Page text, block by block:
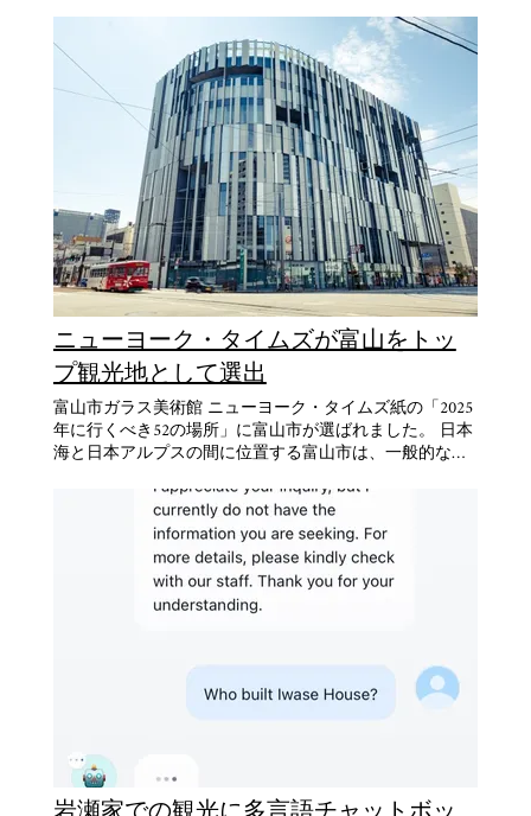
の職人は時代を超えた手法を用いて仏具から現代彫刻ま
であらゆるものを制作し、各作品は日本が大切にする信
念と伝統を反映しています。精緻な表面処理と芸術的デ
ザインは、どの空間にも静寂と自然の美をもたらす本物
のわびさび装飾を求めるインテリアデザイン愛好家にと
って、これらの銅製品を完璧なものにしています。 富山
県高岡市の鋳物工場で、伝統的な砂型に溶けた金属を流
し込む職人たち。400年以上続く高岡銅器のものづくり文
化が息づいています。 越中和紙：伝統的日本紙の芸術 越
中和紙は紙の形での日本の織物芸術の美しさを例証し、
持続可能な実践を通じて日本の習慣を保存する地域の取
り組みを示しています。楮の樹皮を水晶のように澄んだ
山水を使って加工されたこの手漉き和紙は、卓越した強
度と優雅な質感で称賛されており、自然の不完全さに美
を見出すわびさびの原理を体現しています。 長い繊維は
非常に丈夫な紙を作り出し、歴史的に公文書に使用され
てきた一方、その繊細な美しさは日本の伝統を尊重する
芸術的用途やインテリアデザインプロジェクトに最適で
す。各シートは熟練した日本の職人家族の世代を通じて
受け継がれてきた文化と伝統の物語を語っています。 漆
練された日本の芸術工芸伝統の一つを表しています。日
本の漆盆の作品と装飾品は漆塗りの古代芸術を示し、天
然漆の多重層が信じられないほどの深みと光沢を持つ表
面を作り出しています。 これらの日本の漆器作品はしば
しば螺鈿や金粉装飾を特徴とし、使用と年月とともに美
しさが向上するという日本の伝統を体現しています。漆
体を尊重することについて日本が抱く信念と伝統の深さ
を反映し、これらの作品を日本美術工芸の精神的側面を
理解する人々にとって完璧なものにしています。 金粉蒔
繊細な意匠が、日本の美意識と職人技の結晶を物語りま
す。 井波彫刻：三次元の詩 井波彫刻は日本の工芸の卓越
性を定義する並外れた彫刻技術を実証しています。神聖
ります。精巧な金属工芸から繊細な織物に至るまで、富
山の伝統工芸は 職人たちの創造力とたくましさの証 とし
て、今もなお息づいています。 富山の伝統工芸の歴史
は、江戸時代（1603〜1868年）にまで遡ります。この時
代、富山は商業と文化の重要な拠点として繁栄し、工芸
の発展にも大きく寄与しました。日本海と山々に囲まれ
た地理的環境は、地域独自の工芸文化を形成する要因と
なりました。例えば、 陶芸に適した良質な粘土 や、 染
色に適した清らかな川の水 など、富山の豊かな自然資源
が、職人たちの技術を磨くための大切な基盤となってい
たのです。 富山を代表する伝統工芸 1. 高岡銅器（たか
おかどうき） 富山を代表する伝統工芸のひとつである 高
岡銅器 は、17世紀初頭に加賀藩二代目藩主・ 前田利長
が職人を招いたことにより発展しました。 精緻な装飾と
優れた耐久性 を特徴とし、茶器、花瓶、仏具など幅広い
製品が作られています。長い歴史の中で培われた技術と
美しさは、今なお受け継がれています。 2. 越中和紙（え
っちゅうわし） 越中和紙 は、約1300年の歴史を持つ富山
の伝統的な手漉き和紙です。楮（こうぞ）の繊維を使用
し、 丈夫でありながら柔らかく、自然な風合い が魅力で
いられ、その美しさと実用性が高く評価されています。
3. 井波彫刻（いなみちょうこく） 井波彫刻 は、18世紀
に 瑞泉寺（ずいせんじ）の建立を契機に発展した伝統工
芸です。熟練の職人が木材に花や動物、神話に登場する
生き物 を緻密に彫り込み、見事な装飾パネルや彫刻作品
を生み出します。現在では、井波彫刻は富山の 芸術的伝
川漆器（しょうがわしっき） 庄川漆器 の歴史は、 室町
時代（1336〜1573年）にまで遡ります。職人たちは木製
品に何層にもわたる漆を丁寧に塗り重ね 、美しい光沢と
生かした お盆や飾り箱 など、多様な作品が生み出され、
現在も愛され続けています。 課題と保存への取り組み 歴
史的価値の高い富山の伝統工芸ですが、 職人の減少や消
ニューヨーク・タイムズが富山をトッ
プ観光地として選出
富山市ガラス美術館 ニューヨーク・タイムズ紙の「2025
年に行くべき52の場所」に富山市が選ばれました。 日本
海と日本アルプスの間に位置する富山市は、一般的な観
できます。また富山市は、2024年の自然災害からの復興
の一環として観光振興に力を入れている能登半島への玄
関口としての役割も担っています。 富山を代表する観光
名所の一つが、建築家・隈研吾氏が設計した 富山市ガラ
ス美術館 です。現代ガラスアートの魅力を堪能できるこ
の建築の傑作は、アートファン必見のスポットとなって
踊りと音楽が繰り広げられ、日本の豊かな文化遺産を垣
間見ることができます。 おわら風の盆 富山の食文化も魅
組み合わせを提供する「 飛騨 」など、地元の味を楽しめ
る飲食店が点在しています。 ニューヨーク・タイムズに